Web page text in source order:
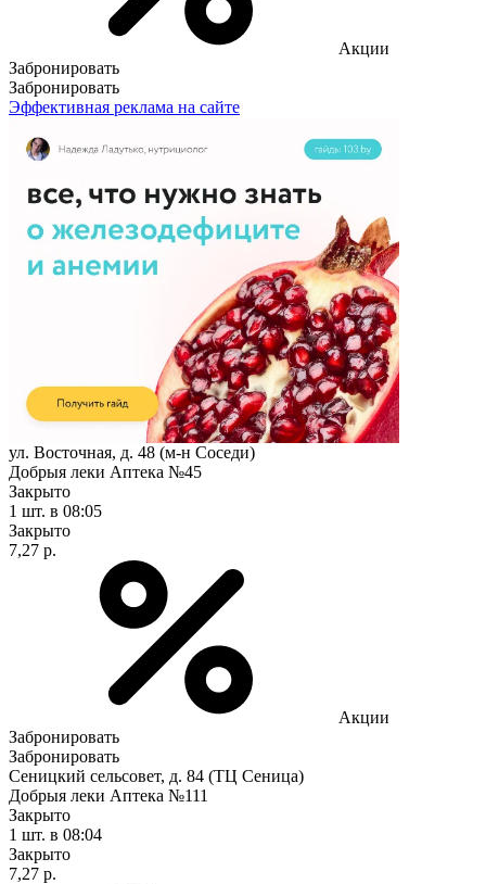
Акции
Забронировать
Забронировать
Эффективная реклама на сайте
ул. Восточная, д. 48 (м-н Соседи)
Добрыя леки Аптека №45
Закрыто
1 шт. в 08:05
Закрыто
7,27 р.
Акции
Забронировать
Забронировать
Сеницкий сельсовет, д. 84 (ТЦ Сеница)
Добрыя леки Аптека №111
Закрыто
1 шт. в 08:04
Закрыто
7,27 р.